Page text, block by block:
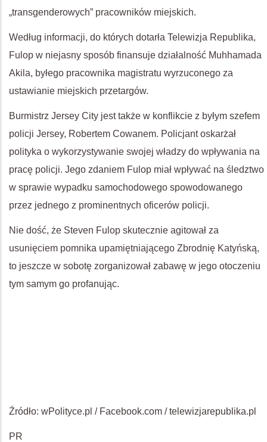
„transgenderowych” pracowników miejskich.
Według informacji, do których dotarła Telewizja Republika,
Fulop w niejasny sposób finansuje działalność Muhhamada
Akila, byłego pracownika magistratu wyrzuconego za
ustawianie miejskich przetargów.
Burmistrz Jersey City jest także w konflikcie z byłym szefem
policji Jersey, Robertem Cowanem. Policjant oskarżał
polityka o wykorzystywanie swojej władzy do wpływania na
pracę policji. Jego zdaniem Fulop miał wpływać na śledztwo
w sprawie wypadku samochodowego spowodowanego
przez jednego z prominentnych oficerów policji.
Nie dość, że Steven Fulop skutecznie agitował za
usunięciem pomnika upamiętniającego Zbrodnię Katyńską,
to jeszcze w sobotę zorganizował zabawę w jego otoczeniu
tym samym go profanując.
Źródło: wPolityce.pl / Facebook.com / telewizjarepublika.pl
PR